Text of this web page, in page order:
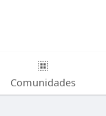
Comunidades